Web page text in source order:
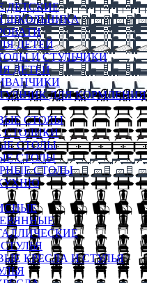
ДЕТСКИЕ
ШКОЛЬНИКА
ДЕТЕЙ
И СТУЛЬЧИКИ
ДЕТЕЙ
ДЛЯ КОРМЛЕНИЯ
СТОЛЫ
СТОЛИКИ
СТОЛЫ
СТОЛЫ
СТОЛЫ
КРЕСЛА И СТУЛЬЯ